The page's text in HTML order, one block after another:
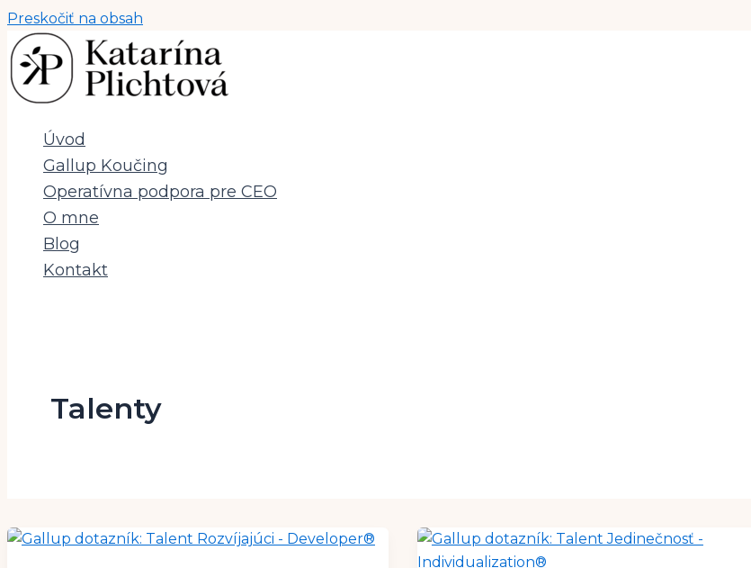
Preskočiť na obsah
Úvod
Gallup Koučing
Operatívna podpora pre CEO
O mne
Blog
Kontakt
Talenty